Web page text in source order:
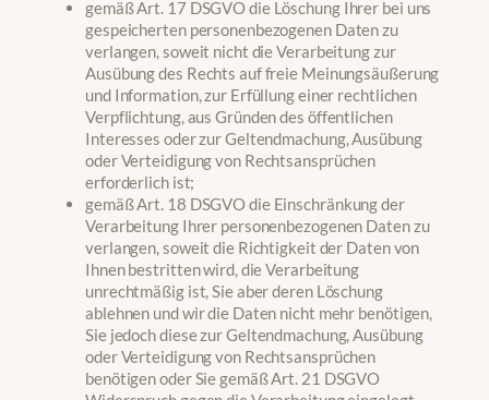
gemäß Art. 17 DSGVO die Löschung Ihrer bei uns
gespeicherten personenbezogenen Daten zu
verlangen, soweit nicht die Verarbeitung zur
Ausübung des Rechts auf freie Meinungsäußerung
und Information, zur Erfüllung einer rechtlichen
Verpflichtung, aus Gründen des öffentlichen
Interesses oder zur Geltendmachung, Ausübung
oder Verteidigung von Rechtsansprüchen
erforderlich ist;
gemäß Art. 18 DSGVO die Einschränkung der
Verarbeitung Ihrer personenbezogenen Daten zu
verlangen, soweit die Richtigkeit der Daten von
Ihnen bestritten wird, die Verarbeitung
unrechtmäßig ist, Sie aber deren Löschung
ablehnen und wir die Daten nicht mehr benötigen,
Sie jedoch diese zur Geltendmachung, Ausübung
oder Verteidigung von Rechtsansprüchen
benötigen oder Sie gemäß Art. 21 DSGVO